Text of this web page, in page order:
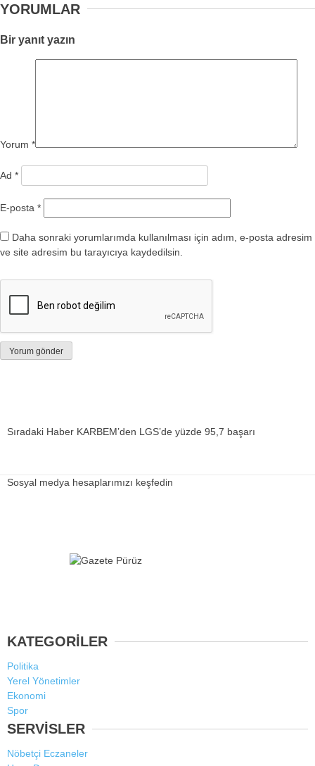
YORUMLAR
Bir yanıt yazın
Yorum *
Ad *
E-posta *
Daha sonraki yorumlarımda kullanılması için adım, e-posta adresim
ve site adresim bu tarayıcıya kaydedilsin.
Sıradaki Haber KARBEM’den LGS’de yüzde 95,7 başarı
Sosyal medya hesaplarımızı keşfedin
KATEGORİLER
Politika
Yerel Yönetimler
Ekonomi
Spor
SERVİSLER
Nöbetçi Eczaneler